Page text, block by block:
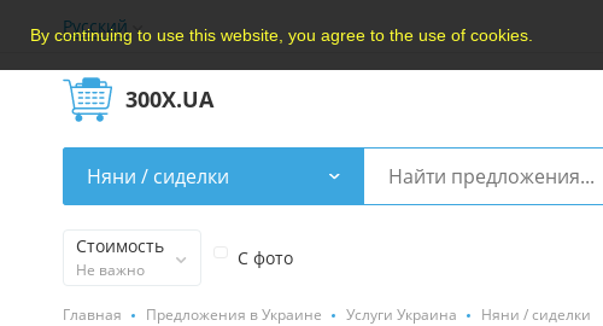
By continuing to use this website, you agree to the use of cookies.
Русский
300X.UA
Няни / сиделки
Стоимость
Не важно
С фото
Главная Предложения в Украине Услуги Украина Няни / сиделки